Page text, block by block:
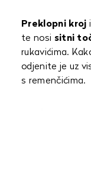
Preklopni kroj
te nosi sitni
rukavićima.
odjenite je uz
s remenčićima.